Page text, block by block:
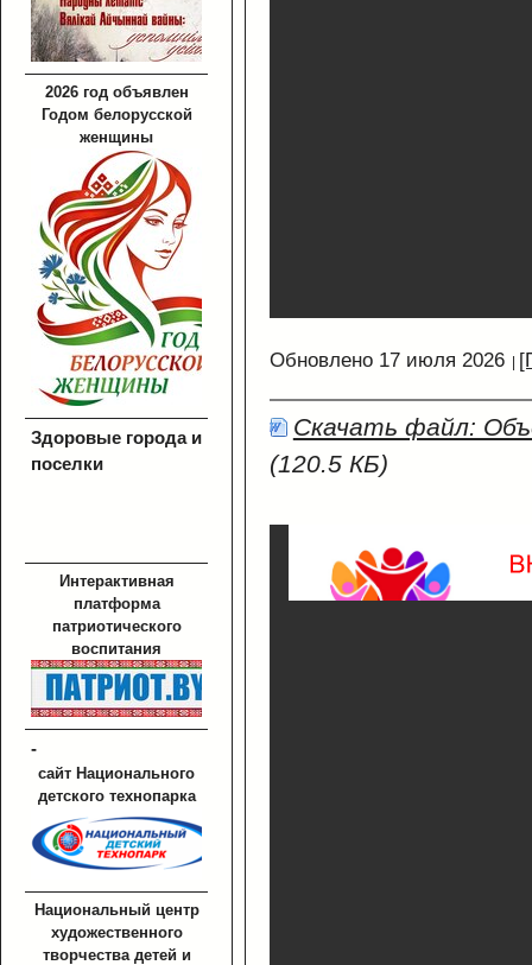
2026 год объявлен
Годом белорусской
женщины
Здоровые города и
поселки
Интерактивная
платформа
патриотического
воспитания
-
сайт Национального
детского технопарка
Национальный центр
художественного
творчества детей и
Обновлено 17 июля 2026
Скачать файл:
(120.5 КБ)